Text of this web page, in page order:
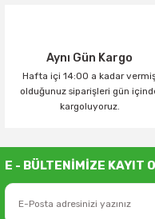
Aynı Gün Kargo
Hafta içi 14:00 a kadar
olduğunuz siparişleri gün
kargoluyoruz.
E - BÜLTENİMİZE KAYIT